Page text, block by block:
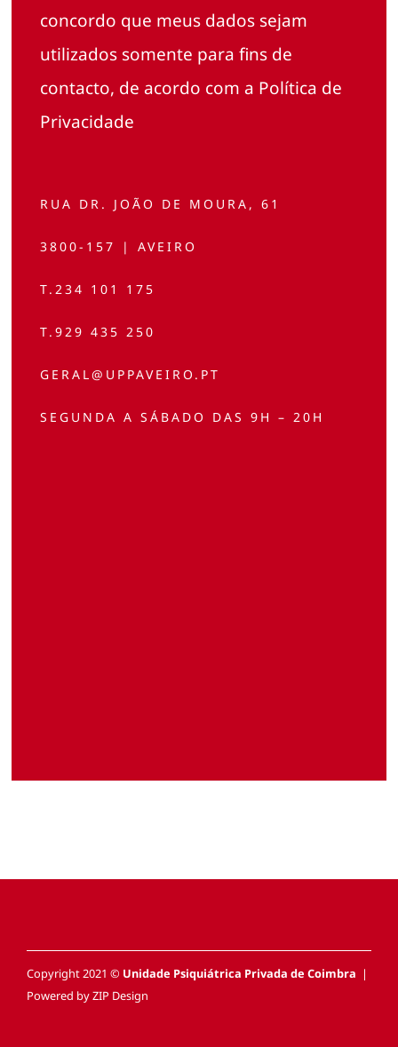
concordo que meus dados sejam
utilizados somente para fins de
contacto, de acordo com a Política de
Privacidade
RUA DR. JOÃO DE MOURA, 61
3800-157 | AVEIRO
T.234 101 175
T.929 435 250
GERAL@UPPAVEIRO.PT
SEGUNDA A SÁBADO DAS 9H – 20H
Copyright 2021 © Unidade Psiquiátrica Privada de Coimbra |
Powered byZIP Design